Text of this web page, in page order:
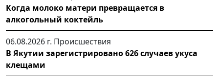
Когда молоко матери превращается в
алкогольный коктейль
06.08.2026 г. Происшествия
В Якутии зарегистрировано 626 случаев укуса
клещами